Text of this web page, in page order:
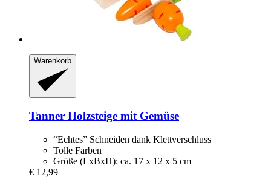
Warenkorb
Tanner Holzsteige mit Gemüse
“Echtes” Schneiden dank Klettverschluss
Tolle Farben
Größe (LxBxH): ca. 17 x 12 x 5 cm
€ 12,99